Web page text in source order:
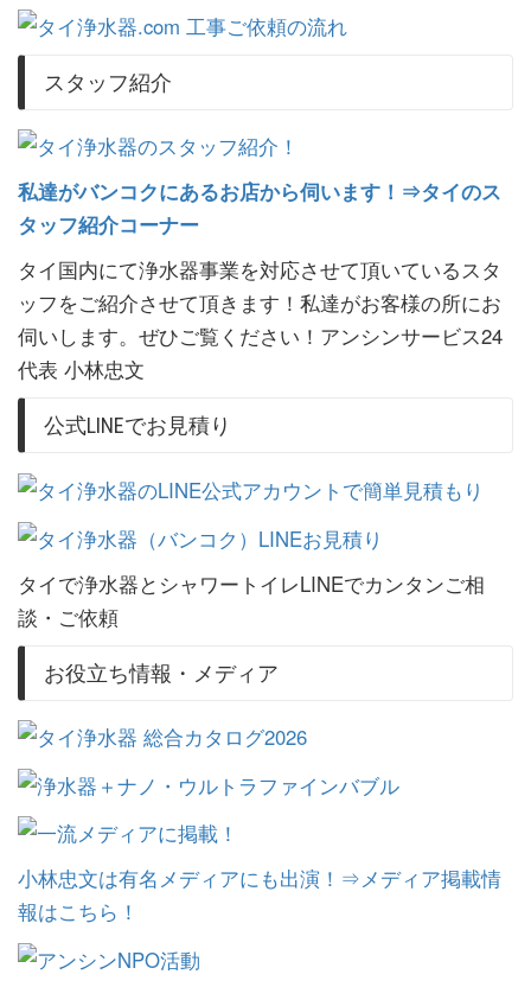
スタッフ紹介
私達がバンコクにあるお店から伺います！⇒タイのス
タッフ紹介コーナー
タイ国内にて浄水器事業を対応させて頂いているスタ
ッフをご紹介させて頂きます！私達がお客様の所にお
伺いします。ぜひご覧ください！アンシンサービス24
代表 小林忠文
公式LINEでお見積り
タイで浄水器とシャワートイレLINEでカンタンご相
談・ご依頼
お役立ち情報・メディア
小林忠文は有名メディアにも出演！⇒メディア掲載情
報はこちら！